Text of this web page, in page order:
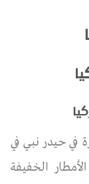
في حيدر نبي في
الخفيفة